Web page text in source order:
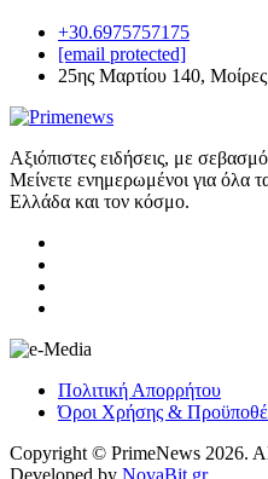
+30.6975757175
[email protected]
25ης Μαρτίου 140,
Αξιόπιστες ειδήσεις, με
Μείνετε ενημερωμένοι για όλα
Ελλάδα και τον κόσμο.
Πολιτική Απορρήτου
Όροι Χρήσης &
Copyright © PrimeNews 2026.